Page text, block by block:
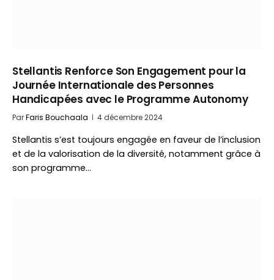
Stellantis Renforce Son Engagement pour la
Journée Internationale des Personnes
Handicapées avec le Programme Autonomy
ParFaris Bouchaala 4 décembre 2024
Stellantis s’est toujours engagée en faveur de l’inclusion
et de la valorisation de la diversité, notamment grâce à
son programme…